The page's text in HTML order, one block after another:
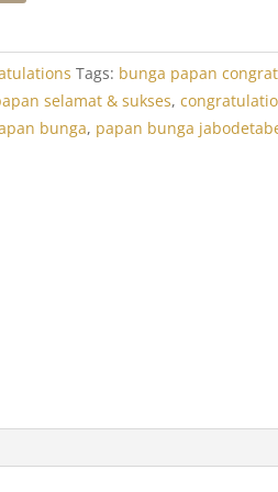
Tags: bunga papan
selamat & sukses,
bunga, papan bunga